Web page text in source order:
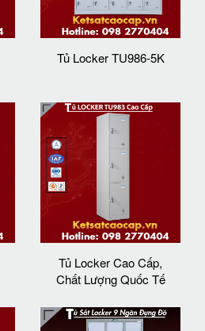
Tủ Locker TU986-5K
Tủ Locker Cao Cấp,
Chất Lượng Quốc Tế